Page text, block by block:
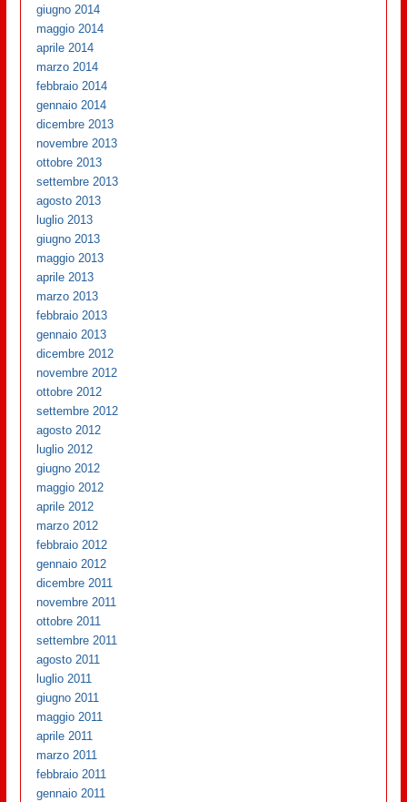
giugno 2014
maggio 2014
aprile 2014
marzo 2014
febbraio 2014
gennaio 2014
dicembre 2013
novembre 2013
ottobre 2013
settembre 2013
agosto 2013
luglio 2013
giugno 2013
maggio 2013
aprile 2013
marzo 2013
febbraio 2013
gennaio 2013
dicembre 2012
novembre 2012
ottobre 2012
settembre 2012
agosto 2012
luglio 2012
giugno 2012
maggio 2012
aprile 2012
marzo 2012
febbraio 2012
gennaio 2012
dicembre 2011
novembre 2011
ottobre 2011
settembre 2011
agosto 2011
luglio 2011
giugno 2011
maggio 2011
aprile 2011
marzo 2011
febbraio 2011
gennaio 2011